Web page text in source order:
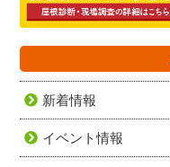
新着情報
イベント情報